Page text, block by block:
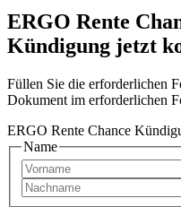
ERGO Rente
Kündigung jetzt
Füllen Sie die erforderlichen
Dokument im erforderlichen
ERGO Rente Chance
Name